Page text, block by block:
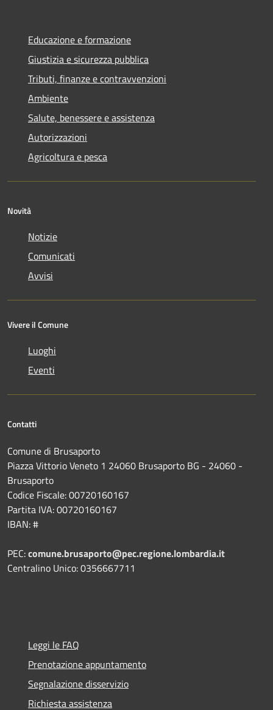
Educazione e formazione
Giustizia e sicurezza pubblica
Tributi, finanze e contravvenzioni
Ambiente
Salute, benessere e assistenza
Autorizzazioni
Agricoltura e pesca
Novità
Notizie
Comunicati
Avvisi
Vivere il Comune
Luoghi
Eventi
Contatti
Comune di Brusaporto
Piazza Vittorio Veneto 1 24060 Brusaporto BG - 24060 -
Brusaporto
Codice Fiscale: 00720160167
Partita IVA: 00720160167
IBAN: #
PEC:comune.brusaporto@pec.regione.lombardia.it
Centralino Unico: 0356667711
Leggi le FAQ
Prenotazione appuntamento
Segnalazione disservizio
Richiesta assistenza